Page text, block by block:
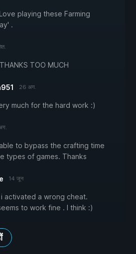
playing these Farming
.
TOO MUCH
26 अग.
much for the hard work :)
to bypass the crafting time
types of games. Thanks
14 जून
activated a wrong cheat.
to work fine . I think :)